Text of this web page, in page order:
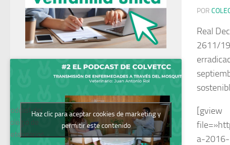
POR
Real
2611/
[gview
a-2016-
Podcast del
Colegio de
Veterinarios
Haz clic para aceptar cookies de marketing y
permitir este contenido